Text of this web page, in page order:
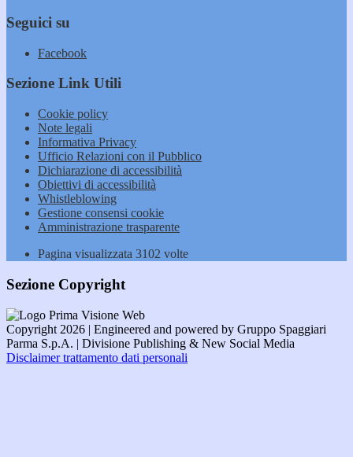
Seguici su
Facebook
Sezione Link Utili
Cookie policy
Note legali
Informativa Privacy
Ufficio Relazioni con il Pubblico
Dichiarazione di accessibilità
Obiettivi di accessibilità
Whistleblowing
Gestione consensi cookie
Amministrazione trasparente
Pagina visualizzata 3102 volte
Sezione Copyright
Copyright 2026 | Engineered and powered by Gruppo Spaggiari
Parma S.p.A. | Divisione Publishing & New Social Media
Disclaimer trattamento dati personali